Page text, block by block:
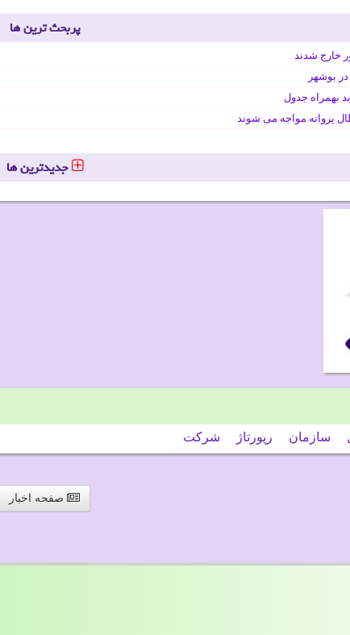
پربحث ترین ها
بوشهر
بهمراه جدول
پروانه مواجه می شوند
جدیدترین ها
سازمان رپورتاژ شركت
صفحه اخبار